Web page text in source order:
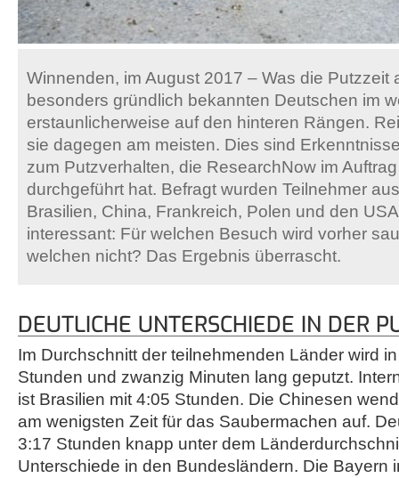
Winnenden, im August 2017 – Was die Putzzeit
besonders gründlich bekannten Deutschen im
erstaunlicherweise auf den hinteren Rängen.
sie dagegen am meisten. Dies sind
zum Putzverhalten, die ResearchNow im
durchgeführt hat. Befragt wurden Teilnehmer
Brasilien, China, Frankreich, Polen und den
interessant: Für welchen Besuch wird vorher
welchen nicht? Das Ergebnis überrascht.
DEUTLICHE UNTERSCHIEDE IN DER
Im Durchschnitt der teilnehmenden Länder wird
Stunden und zwanzig Minuten lang geputzt.
ist Brasilien mit 4:05 Stunden. Die Chinesen
am wenigsten Zeit für das Saubermachen auf.
3:17 Stunden knapp unter dem
Unterschiede in den Bundesländern. Die Bayern